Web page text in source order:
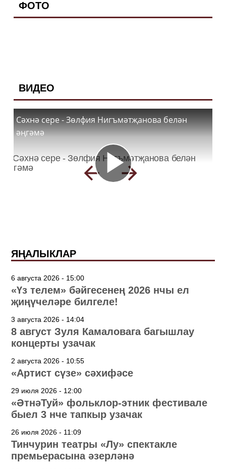
ФОТО
ВИДЕО
Сәхнә сере - Зөлфия Нигъмәтҗанова белән
әңгәмә
ЯҢАЛЫКЛАР
6 августа 2026 - 15:00
«Үз телем» бәйгесенең 2026 нчы ел
җиңүчеләре билгеле!
3 августа 2026 - 14:04
8 август Зуля Камаловага багышлау
концерты узачак
2 августа 2026 - 10:55
«Артист сүзе» сәхифәсе
29 июля 2026 - 12:00
«ӘтнәТуй» фольклор-этник фестивале
быел 3 нче тапкыр узачак
26 июля 2026 - 11:09
Тинчурин театры «Лу» спектакле
премьерасына әзерләнә